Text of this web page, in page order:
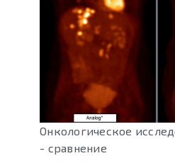
Онкологическое
- сравнение